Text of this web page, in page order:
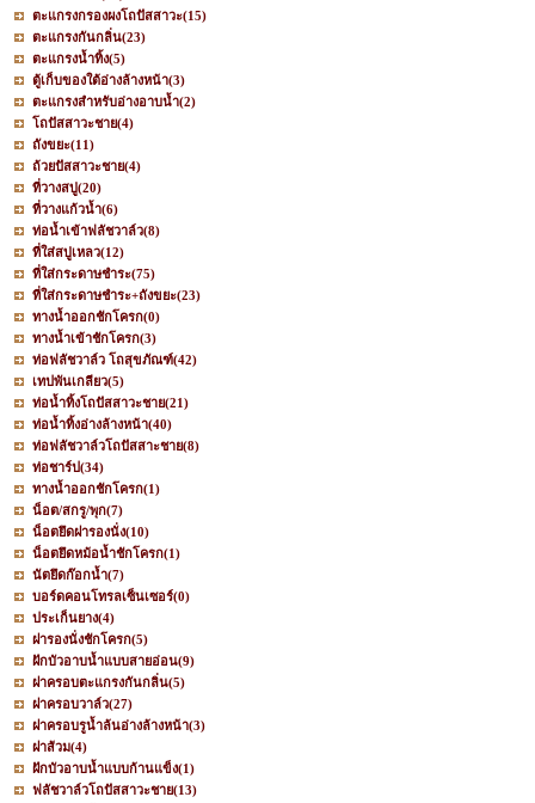
ตะแกรงกรองผงโถปัสสาวะ(15)
ตะแกรงกันกลิ่น(23)
ตะแกรงน้ำทิ้ง(5)
ตู้เก็บของใต้อ่างล้างหน้า(3)
ตะแกรงสำหรับอ่างอาบน้ำ(2)
โถปัสสาวะชาย(4)
ถังขยะ(11)
ถ้วยปัสสาวะชาย(4)
ที่วางสบู่(20)
ที่วางแก้วน้ำ(6)
ท่อน้ำเข้าฟลัชวาล์ว(8)
ที่ใส่สบู่เหลว(12)
ที่ใส่กระดาษชำระ(75)
ที่ใส่กระดาษชำระ+ถังขยะ(23)
ทางน้ำออกชักโครก(0)
ทางน้ำเข้าชักโครก(3)
ท่อฟลัชวาล์ว โถสุขภัณฑ์(42)
เทปพันเกลียว(5)
ท่อน้ำทิ้งโถปัสสาวะชาย(21)
ท่อน้ำทิ้งอ่างล้างหน้า(40)
ท่อฟลัชวาล์วโถปัสสาะชาย(8)
ท่อชาร์ป(34)
ทางน้ำออกชักโครก(1)
น็อต/สกรู/พุก(7)
น็อตยึดฝารองนั่ง(10)
น็อตยึดหม้อน้ำชักโครก(1)
นัตยึดก๊อกน้ำ(7)
บอร์ดคอนโทรลเซ็นเซอร์(0)
ประเก็นยาง(4)
ฝารองนั่งชักโครก(5)
ฝักบัวอาบน้ำแบบสายอ่อน(9)
ฝาครอบตะแกรงกันกลิ่น(5)
ฝาครอบวาล์ว(27)
ฝาครอบรูน้ำล้นอ่างล้างหน้า(3)
ฝาส้วม(4)
ฝักบัวอาบน้ำแบบก้านแข็ง(1)
ฟลัชวาล์วโถปัสสาวะชาย(13)